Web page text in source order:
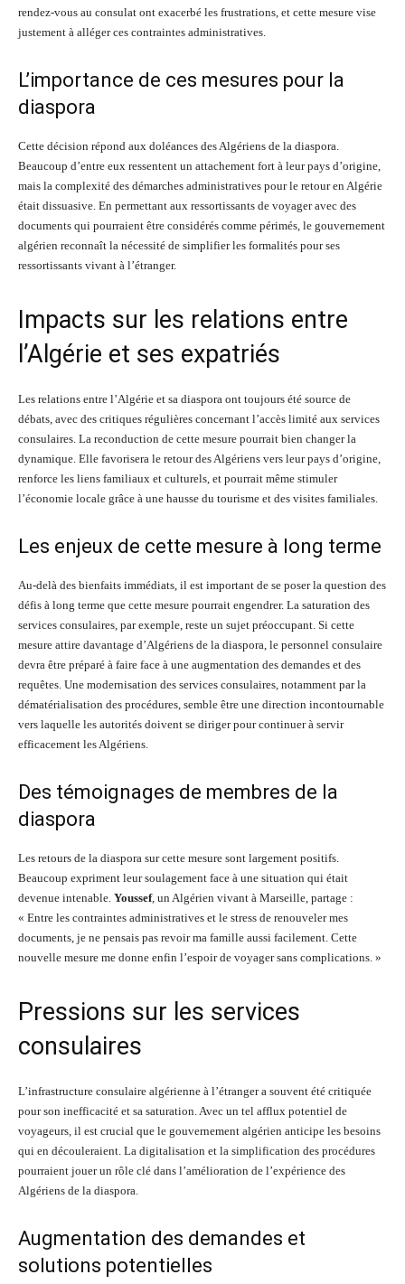
rendez-vous au consulat ont exacerbé les frustrations, et cette mesure vise
justement à alléger ces contraintes administratives.
L’importance de ces mesures pour la
diaspora
Cette décision répond aux doléances des Algériens de la diaspora.
Beaucoup d’entre eux ressentent un attachement fort à leur pays d’origine,
mais la complexité des démarches administratives pour le retour en Algérie
était dissuasive. En permettant aux ressortissants de voyager avec des
documents qui pourraient être considérés comme périmés, le gouvernement
algérien reconnaît la nécessité de simplifier les formalités pour ses
ressortissants vivant à l’étranger.
Impacts sur les relations entre
l’Algérie et ses expatriés
Les relations entre l’Algérie et sa diaspora ont toujours été source de
débats, avec des critiques régulières concernant l’accès limité aux services
consulaires. La reconduction de cette mesure pourrait bien changer la
dynamique. Elle favorisera le retour des Algériens vers leur pays d’origine,
renforce les liens familiaux et culturels, et pourrait même stimuler
l’économie locale grâce à une hausse du tourisme et des visites familiales.
Les enjeux de cette mesure à long terme
Au-delà des bienfaits immédiats, il est important de se poser la question des
défis à long terme que cette mesure pourrait engendrer. La saturation des
services consulaires, par exemple, reste un sujet préoccupant. Si cette
mesure attire davantage d’Algériens de la diaspora, le personnel consulaire
devra être préparé à faire face à une augmentation des demandes et des
requêtes. Une modernisation des services consulaires, notamment par la
dématérialisation des procédures, semble être une direction incontournable
vers laquelle les autorités doivent se diriger pour continuer à servir
efficacement les Algériens.
Des témoignages de membres de la
diaspora
Les retours de la diaspora sur cette mesure sont largement positifs.
Beaucoup expriment leur soulagement face à une situation qui était
devenue intenable. Youssef, un Algérien vivant à Marseille, partage :
« Entre les contraintes administratives et le stress de renouveler mes
documents, je ne pensais pas revoir ma famille aussi facilement. Cette
nouvelle mesure me donne enfin l’espoir de voyager sans complications. »
Pressions sur les services
consulaires
L’infrastructure consulaire algérienne à l’étranger a souvent été critiquée
pour son inefficacité et sa saturation. Avec un tel afflux potentiel de
voyageurs, il est crucial que le gouvernement algérien anticipe les besoins
qui en découleraient. La digitalisation et la simplification des procédures
pourraient jouer un rôle clé dans l’amélioration de l’expérience des
Algériens de la diaspora.
Augmentation des demandes et
solutions potentielles